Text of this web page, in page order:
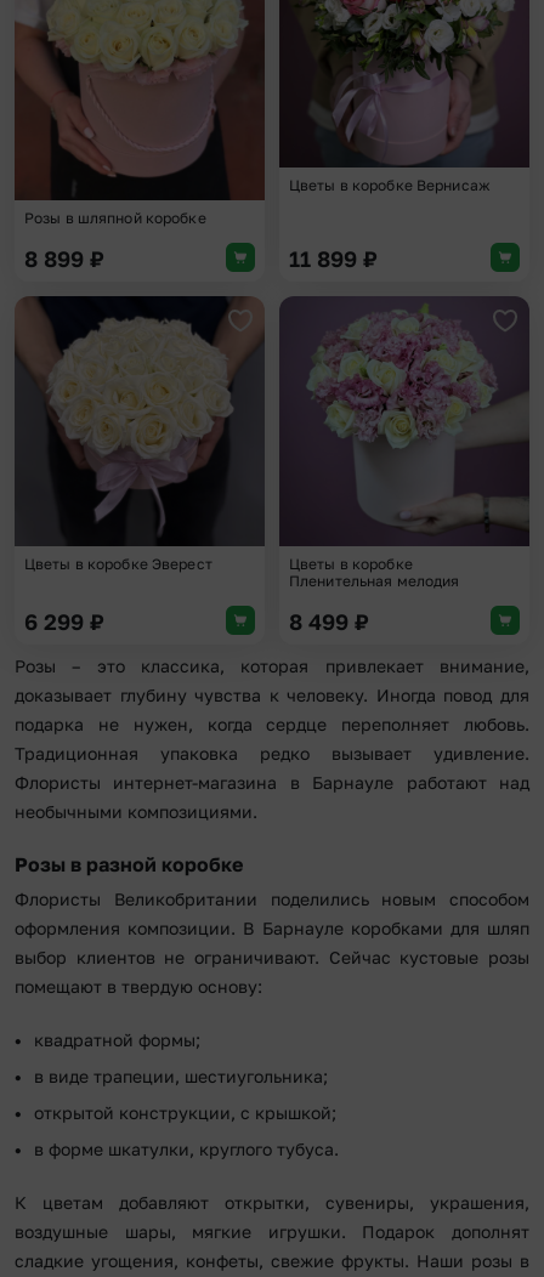
Розы в шляпной коробке
8 899 ₽
Цветы в коробке Вернисаж
11 899 ₽
Добавить в избранное
Цветы в коробке Эверест
6 299 ₽
Цветы в коробке
Пленительная мелодия
8 499 ₽
Розы – это классика, которая привлекает внимание,
доказывает глубину чувства к человеку. Иногда повод для
подарка не нужен, когда сердце переполняет любовь.
Традиционная упаковка редко вызывает удивление.
Флористы интернет-магазина в Барнауле работают над
необычными композициями.
Розы в разной коробке
Флористы Великобритании поделились новым способом
оформления композиции. В Барнауле коробками для шляп
выбор клиентов не ограничивают. Сейчас кустовые розы
помещают в твердую основу:
квадратной формы;
в виде трапеции, шестиугольника;
открытой конструкции, с крышкой;
в форме шкатулки, круглого тубуса.
К цветам добавляют открытки, сувениры, украшения,
воздушные шары, мягкие игрушки. Подарок дополнят
сладкие угощения, конфеты, свежие фрукты. Наши розы в